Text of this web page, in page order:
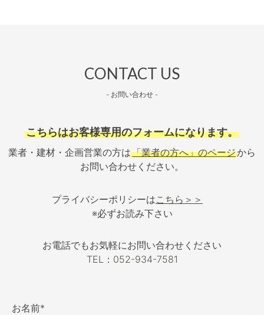
CONTACT US
- お問い合わせ -
こちらはお客様専用のフォームになります。
業者・建材・企画営業の方は「業者の方へ」のページから
お問い合わせください。
プライバシーポリシーはこちら＞＞
※必ずお読み下さい
お電話でもお気軽にお問い合わせください
TEL：052-934-7581
お名前*